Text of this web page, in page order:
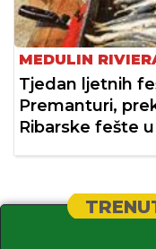
MEDULIN
Tjedan ljetnih
Premanturi,
Ribarske fešte